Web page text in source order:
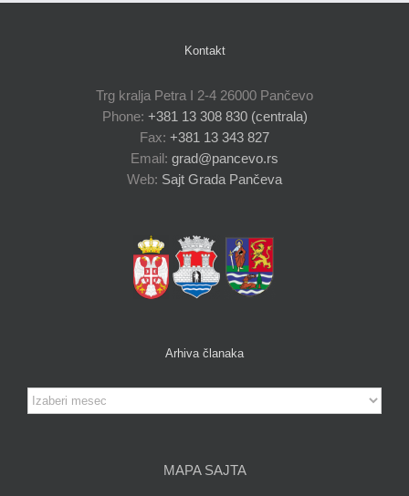
Kontakt
Trg kralja Petra I 2-4 26000 Pančevo
Phone: +381 13 308 830 (centrala)
Fax: +381 13 343 827
Email: grad@pancevo.rs
Web: Sajt Grada Pančeva
Arhiva članaka
Arhiva
članaka
MAPA SAJTA